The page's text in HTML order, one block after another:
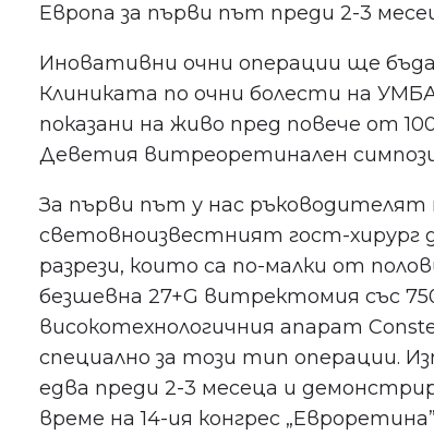
Европа за първи път преди 2-3
Иновативни очни операции ще
Клиниката по очни болести на
показани на живо пред повече от
Деветия витреоретинален
За първи път у нас ръководителят
световноизвестният гост-хирург
разрези, които са по-малки от
безшевна 27+G витректомия със
високотехнологичния апарат
специално за този тип операции.
едва преди 2-3 месеца и
време на 14-ия конгрес